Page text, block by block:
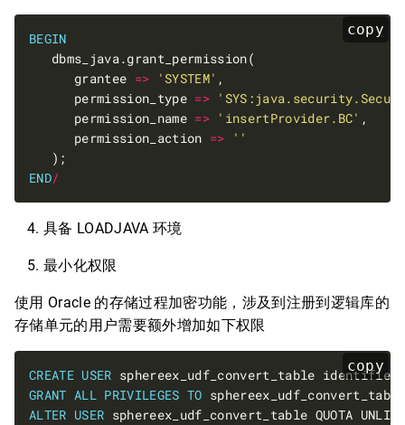
copy
BEGIN
      grantee
=> 'SYSTEM'
      permission_type
=>
      permission_name
=> 'insertProvider.BC'
      permission_action
=>
''
END/
具备 LOADJAVA 环境
最小化权限
使用 Oracle 的存储过程加密功能，涉及到注册到逻辑库的
存储单元的用户需要额外增加如下权限
copy
CREATE USER sphereex_udf_convert_table identified
GRANT ALL PRIVILEGES TO
ALTER USER sphereex_udf_convert_table QUOTA